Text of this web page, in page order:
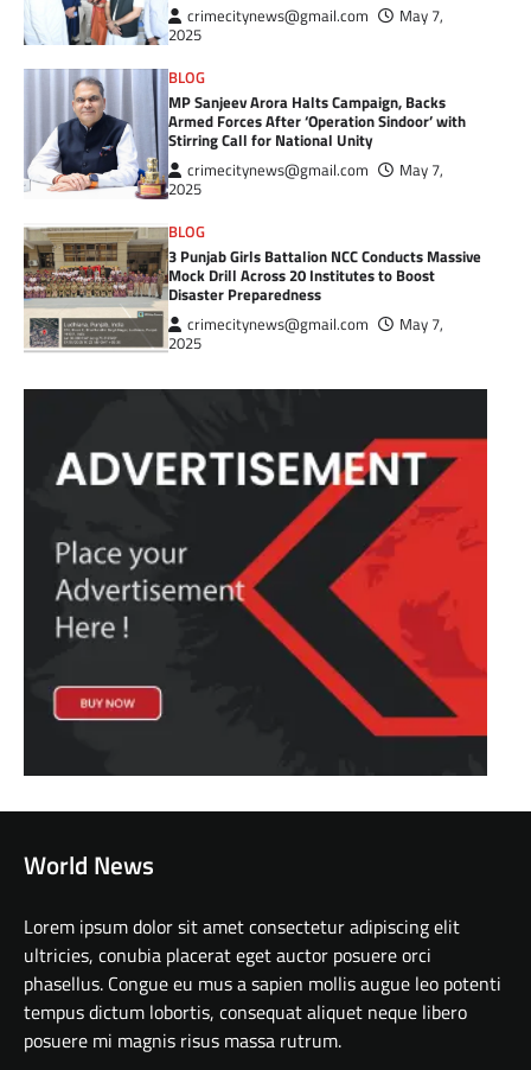
crimecitynews@gmail.com
May 7,
2025
BLOG
MP Sanjeev Arora Halts Campaign, Backs
Armed Forces After ‘Operation Sindoor’ with
Stirring Call for National Unity
crimecitynews@gmail.com
May 7,
2025
BLOG
3 Punjab Girls Battalion NCC Conducts Massive
Mock Drill Across 20 Institutes to Boost
Disaster Preparedness
crimecitynews@gmail.com
May 7,
2025
World News
Lorem ipsum dolor sit amet consectetur adipiscing elit
ultricies, conubia placerat eget auctor posuere orci
phasellus. Congue eu mus a sapien mollis augue leo potenti
tempus dictum lobortis, consequat aliquet neque libero
posuere mi magnis risus massa rutrum.